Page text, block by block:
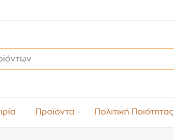
Προϊόντα Πολιτική Ποιότητας